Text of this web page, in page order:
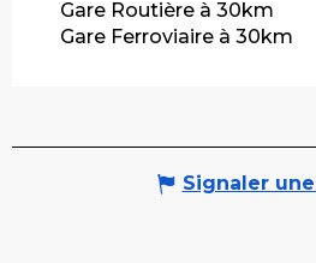
Gare Routière à 30km
Gare Ferroviaire à 30km
Signaler